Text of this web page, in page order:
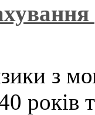
з
років